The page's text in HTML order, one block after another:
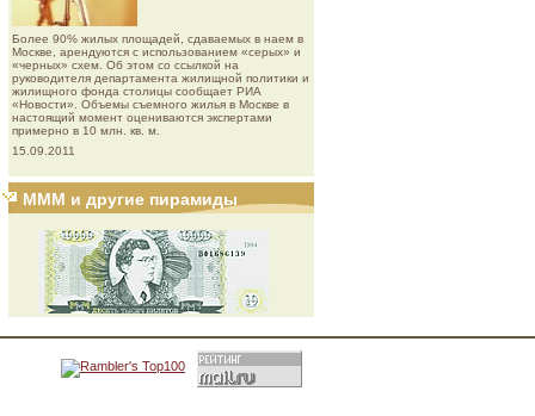
Более 90% жилых площадей, сдаваемых в наем в
Москве, арендуются с использованием «серых» и
«черных» схем. Об этом со ссылкой на
руководителя департамента жилищной политики и
жилищного фонда столицы сообщает РИА
«Новости». Объемы съемного жилья в Москве в
настоящий момент оцениваются экспертами
примерно в 10 млн. кв. м.
15.09.2011
МММ и другие пирамиды